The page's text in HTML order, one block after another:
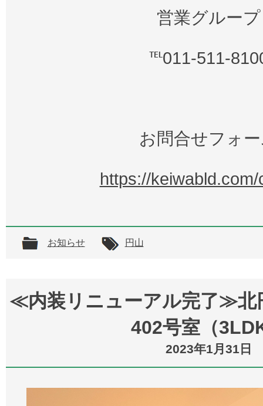
営業グループ
℡011-511-
お問合せフォ
https://
お知らせ 円山
≪内装リニューアル完了≫北
402号室（
2023年1月31日